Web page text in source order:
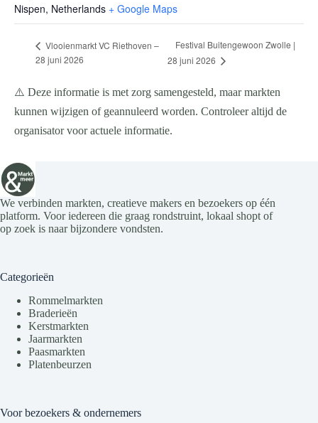
Nispen, Netherlands + Google Maps
Vlooienmarkt VC Riethoven –
28 juni 2026
Festival Buitengewoon Zwolle |
28 juni 2026
⚠️ Deze informatie is met zorg samengesteld, maar markten
kunnen wijzigen of geannuleerd worden. Controleer altijd de
organisator voor actuele informatie.
We verbinden markten, creatieve makers en bezoekers op één
platform. Voor iedereen die graag rondstruint, lokaal shopt of
op zoek is naar bijzondere vondsten.
Categorieën
Rommelmarkten
Braderieën
Kerstmarkten
Jaarmarkten
Paasmarkten
Platenbeurzen
Voor bezoekers & ondernemers